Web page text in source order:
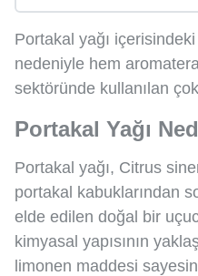
Portakal yağı
nedeniyle hem
sektöründe kullanılan
Portakal Yağı
Portakal yağı, Citrus
portakal kabuklarından
elde edilen doğal bir
kimyasal yapısının
limonen maddesi